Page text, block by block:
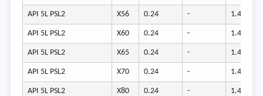
API 5L PSL2 X56 0.24 - 1.4
API 5L PSL2 X60 0.24 - 1.4
API 5L PSL2 X65 0.24 - 1.4
API 5L PSL2 X70 0.24 - 1.4
API 5L PSL2 X80 0.24 - 1.4